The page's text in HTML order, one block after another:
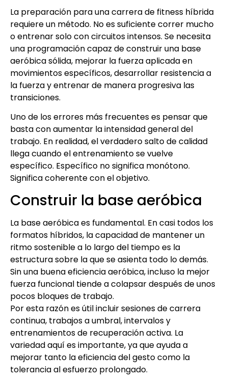
La preparación para una carrera de fitness híbrida
requiere un método. No es suficiente correr mucho
o entrenar solo con circuitos intensos. Se necesita
una programación capaz de construir una base
aeróbica sólida, mejorar la fuerza aplicada en
movimientos específicos, desarrollar resistencia a
la fuerza y entrenar de manera progresiva las
transiciones.
Uno de los errores más frecuentes es pensar que
basta con aumentar la intensidad general del
trabajo. En realidad, el verdadero salto de calidad
llega cuando el entrenamiento se vuelve
específico. Específico no significa monótono.
Significa coherente con el objetivo.
Construir la base aeróbica
La base aeróbica es fundamental. En casi todos los
formatos híbridos, la capacidad de mantener un
ritmo sostenible a lo largo del tiempo es la
estructura sobre la que se asienta todo lo demás.
Sin una buena eficiencia aeróbica, incluso la mejor
fuerza funcional tiende a colapsar después de unos
pocos bloques de trabajo.
Por esta razón es útil incluir sesiones de carrera
continua, trabajos a umbral, intervalos y
entrenamientos de recuperación activa. La
variedad aquí es importante, ya que ayuda a
mejorar tanto la eficiencia del gesto como la
tolerancia al esfuerzo prolongado.